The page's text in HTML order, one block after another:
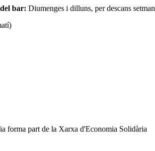
bar: Diumenges i dilluns, per descans
forma part de la Xarxa d'Economia Solidària